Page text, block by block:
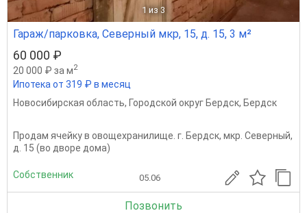
1 из 3
Гараж/парковка, Северный мкр, 15, д. 15, 3 м²
60 000 ₽
20 000 ₽ за м2
Ипотека от 319 ₽ в месяц
Новосибирская область, Городской округ Бердск, Бердск
Продам ячейку в овощехранилище. г. Бердск, мкр. Северный,
д. 15 (во дворе дома)
Собственник 05.06
Позвонить